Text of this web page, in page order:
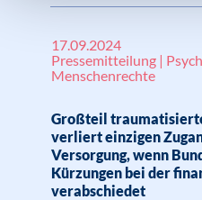
17.09.2024
Pressemitteilung |
Menschenrechte
Großteil
verliert einzigen
Versorgung, wenn
Kürzungen bei der
verabschiedet